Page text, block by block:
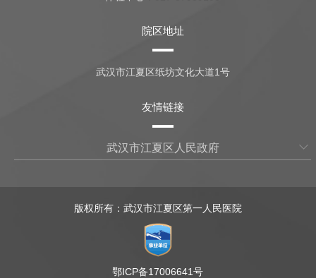
院区地址
武汉市江夏区纸坊文化大道1号
友情链接
武汉市江夏区人民政府
版权所有：武汉市江夏区第一人民医院
鄂ICP备17006641号